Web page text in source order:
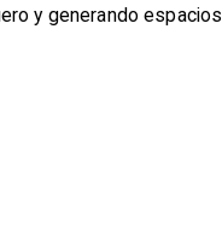
y generando espacios